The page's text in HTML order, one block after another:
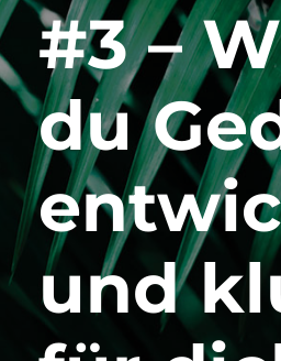
#3 –
du
und